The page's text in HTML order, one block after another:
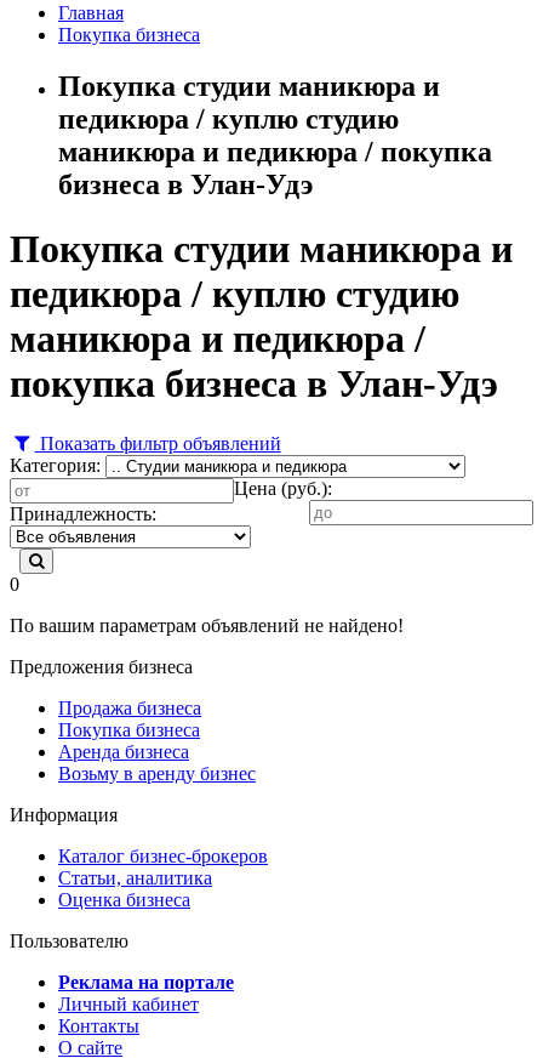
Главная
Покупка бизнеса
Покупка студии маникюра и
педикюра / куплю студию
маникюра и педикюра / покупка
бизнеса в Улан-Удэ
Покупка студии маникюра и
педикюра / куплю студию
маникюра и педикюра /
покупка бизнеса в Улан-Удэ
Показать фильтр объявлений
Категория:
Цена (руб.):
Принадлежность:
0
По вашим параметрам объявлений не найдено!
Предложения бизнеса
Продажа бизнеса
Покупка бизнеса
Аренда бизнеса
Возьму в аренду бизнес
Информация
Каталог бизнес-брокеров
Статьи, аналитика
Оценка бизнеса
Пользователю
Реклама на портале
Личный кабинет
Контакты
О сайте